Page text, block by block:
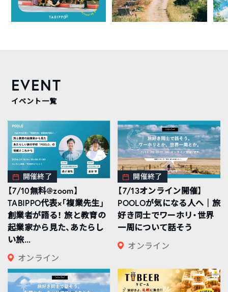
EVENT
イベント一覧
開催終了
【7/10無料@zoom】
TABIPPO代表×「複業先生」
創業者が語る！ 旅と教育の
起業家から見た、あたらし
い旅...
オンライン
開催終了
【7/13オンライン開催】
POOLOが気になる人へ｜旅
好き同士でワーホリ・世界
一周について話そう
オンライン